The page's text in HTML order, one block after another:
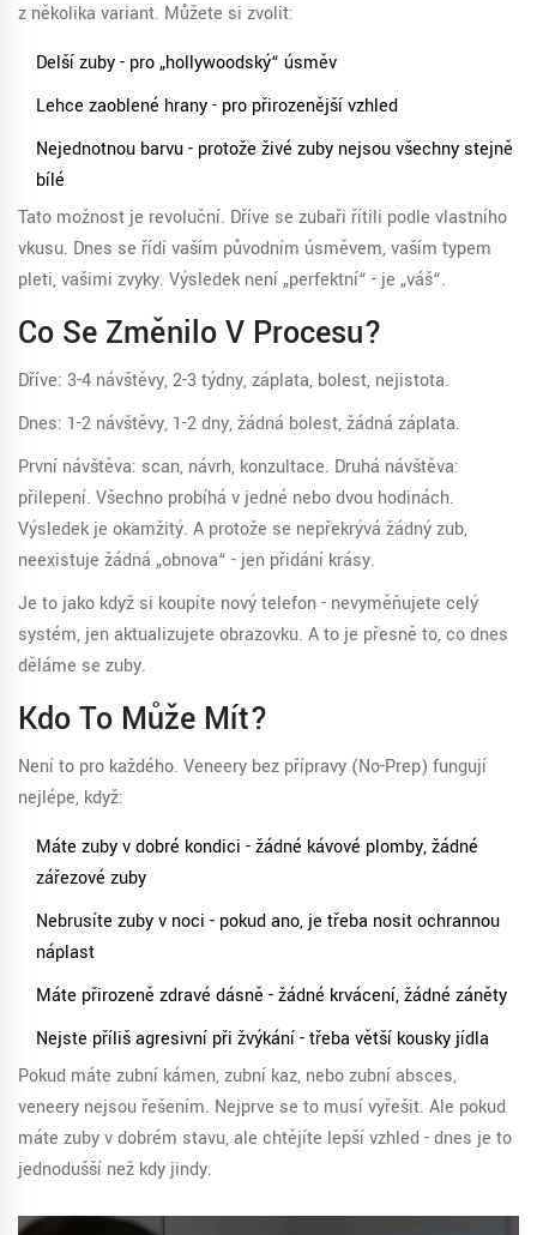
z několika variant. Můžete si zvolit:
Delší zuby - pro „hollywoodský“ úsměv
Lehce zaoblené hrany - pro přirozenější vzhled
Nejednotnou barvu - protože živé zuby nejsou všechny stejně
bílé
Tato možnost je revoluční. Dříve se zubaři řítili podle vlastního
vkusu. Dnes se řídí vaším původním úsměvem, vaším typem
pleti, vašimi zvyky. Výsledek není „perfektní“ - je „váš“.
Co Se Změnilo V Procesu?
Dříve: 3-4 návštěvy, 2-3 týdny, záplata, bolest, nejistota.
Dnes: 1-2 návštěvy, 1-2 dny, žádná bolest, žádná záplata.
První návštěva: scan, návrh, konzultace. Druhá návštěva:
přilepení. Všechno probíhá v jedné nebo dvou hodinách.
Výsledek je okamžitý. A protože se nepřekrývá žádný zub,
neexistuje žádná „obnova“ - jen přidání krásy.
Je to jako když si koupíte nový telefon - nevyměňujete celý
systém, jen aktualizujete obrazovku. A to je přesně to, co dnes
děláme se zuby.
Kdo To Může Mít?
Není to pro každého. Veneery bez přípravy (No-Prep) fungují
nejlépe, když:
Máte zuby v dobré kondici - žádné kávové plomby, žádné
zářezové zuby
Nebrusíte zuby v noci - pokud ano, je třeba nosit ochrannou
náplast
Máte přirozeně zdravé dásně - žádné krvácení, žádné záněty
Nejste příliš agresivní při žvýkání - třeba větší kousky jídla
Pokud máte zubní kámen, zubní kaz, nebo zubní absces,
veneery nejsou řešením. Nejprve se to musí vyřešit. Ale pokud
máte zuby v dobrém stavu, ale chtějíte lepší vzhled - dnes je to
jednodušší než kdy jindy.